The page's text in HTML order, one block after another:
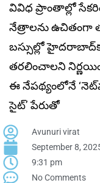
వివిధ ప్రాంతాల్లో
నేత్రాల‌ను ఉచితంగా
బ‌స్సుల్లో
త‌ర‌లించాల‌ని
ఈ నేప‌థ్యంలోనే
సైట్’ పేరుతో
Avunuri virat
September 8,
9:31 pm
No Comments